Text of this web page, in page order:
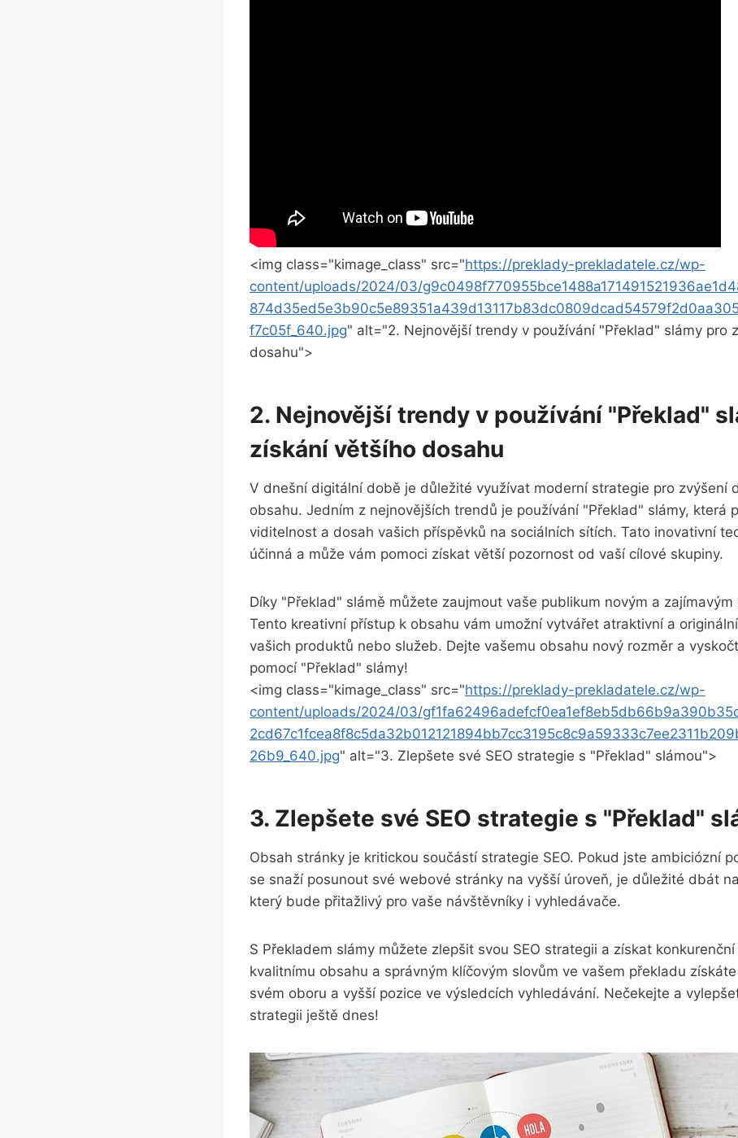
<img class="kimage_class" src="https://preklady-prekladatele.cz/wp-
content/uploads/2024/03/
f7c05f_640.jpg" alt="2. Nejnovější trendy v používání "Překlad" slámy pro
dosahu">
2. Nejnovější trendy v používání "Překlad"
získání většího dosahu
V dnešní digitální době je důležité využívat moderní strategie pro zvýšení
obsahu. Jedním z nejnovějších trendů je používání "Překlad" slámy, která
viditelnost a dosah vašich příspěvků na sociálních sítích. Tato inovativní
účinná a může vám pomoci získat větší pozornost od vaší cílové skupiny.
Díky "Překlad" slámě můžete zaujmout vaše publikum novým a zajímavým
Tento kreativní přístup k obsahu vám umožní vytvářet atraktivní a
vašich produktů nebo služeb. Dejte vašemu obsahu nový rozměr a
pomocí "Překlad" slámy!
<img class="kimage_class" src="https://preklady-prekladatele.cz/wp-
content/uploads/2024/03/
26b9_640.jpg" alt="3. Zlepšete své SEO strategie s "Překlad" slámou">
3. Zlepšete své SEO strategie s "Překlad"
Obsah stránky je kritickou součástí strategie SEO. Pokud jste ambiciózní
se snaží posunout své webové stránky na vyšší úroveň, je důležité dbát
který bude přitažlivý pro vaše návštěvníky i vyhledávače.
S Překladem slámy můžete zlepšit svou SEO strategii a získat
kvalitnímu obsahu a správným klíčovým slovům ve vašem překladu
svém oboru a vyšší pozice ve výsledcích vyhledávání. Nečekejte a
strategii ještě dnes!